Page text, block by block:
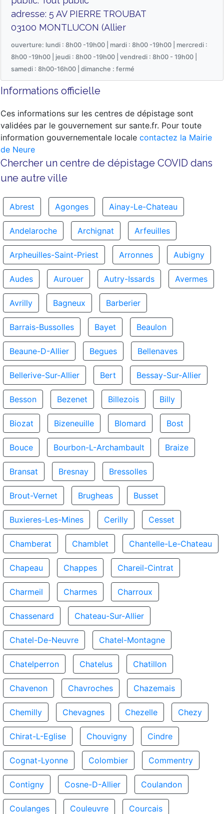
adresse: 5 AV PIERRE TROUBAT
03100 MONTLUCON (Allier
ouverture: lundi : 8h00 -19h00 | mardi : 8h00 -19h00 | mercredi :
8h00 -19h00 | jeudi : 8h00 -19h00 | vendredi : 8h00 - 19h00 |
samedi : 8h00-16h00 | dimanche : fermé
Informations officielle
Ces informations sur les centres de dépistage sont
validées par le gouvernement sur sante.fr. Pour toute
information gouvernementale locale contactez la Mairie
de Neure
Chercher un centre de dépistage COVID dans
une autre ville
Abrest Agonges Ainay-Le-Chateau
Andelaroche Archignat Arfeuilles
Arpheuilles-Saint-Priest Arronnes Aubigny
Audes Aurouer Autry-Issards Avermes
Avrilly Bagneux Barberier
Barrais-Bussolles Bayet Beaulon
Beaune-D-Allier Begues Bellenaves
Bellerive-Sur-Allier Bert Bessay-Sur-Allier
Besson Bezenet Billezois Billy
Biozat Bizeneuille Blomard Bost
Bouce Bourbon-L-Archambault Braize
Bransat Bresnay Bressolles
Brout-Vernet Brugheas Busset
Buxieres-Les-Mines Cerilly Cesset
Chamberat Chamblet Chantelle-Le-Chateau
Chapeau Chappes Chareil-Cintrat
Charmeil Charmes Charroux
Chassenard Chateau-Sur-Allier
Chatel-De-Neuvre Chatel-Montagne
Chatelperron Chatelus Chatillon
Chavenon Chavroches Chazemais
Chemilly Chevagnes Chezelle Chezy
Chirat-L-Eglise Chouvigny Cindre
Cognat-Lyonne Colombier Commentry
Contigny Cosne-D-Allier Coulandon
Coulanges Couleuvre Courcais